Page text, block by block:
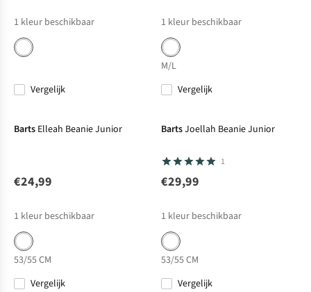
1 kleur beschikbaar
Vergelijk
1 kleur beschikbaar
M/L
Vergelijk
Barts Elleah Beanie Junior
€24,99
1 kleur beschikbaar
53/55 CM
Vergelijk
BartsJoellah Beanie Junior
1
€29,99
1 kleur beschikbaar
53/55 CM
Vergelijk